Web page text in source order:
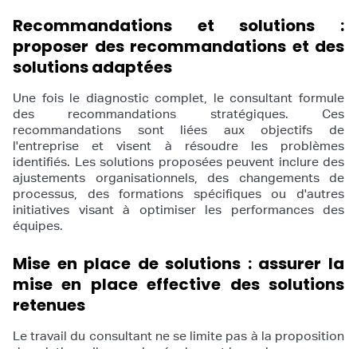
Recommandations et solutions :
proposer des recommandations et des
solutions adaptées
Une fois le diagnostic complet, le consultant formule
des recommandations stratégiques. Ces
recommandations sont liées aux objectifs de
l'entreprise et visent à résoudre les problèmes
identifiés. Les solutions proposées peuvent inclure des
ajustements organisationnels, des changements de
processus, des formations spécifiques ou d'autres
initiatives visant à optimiser les performances des
équipes.
Mise en place de solutions : assurer la
mise en place effective des solutions
retenues
Le travail du consultant ne se limite pas à la proposition